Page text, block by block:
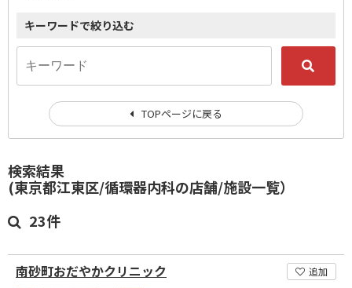
検索結果
(東京都江東区/循環器内科の店舗/施設一覧）
23件
南砂町おだやかクリニック 追加
キーワードで絞り込む
TOPページに戻る